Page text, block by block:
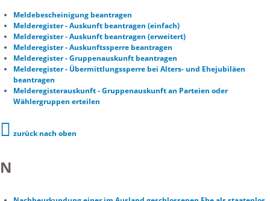
Meldebescheinigung beantragen
Melderegister - Auskunft beantragen (einfach)
Melderegister - Auskunft beantragen (erweitert)
Melderegister - Auskunftssperre beantragen
Melderegister - Gruppenauskunft beantragen
Melderegister - Übermittlungssperre bei Alters- und Ehejubiläen
beantragen
Melderegisterauskunft - Gruppenauskunft an Parteien oder
Wählergruppen erteilen
zurück nach oben
N